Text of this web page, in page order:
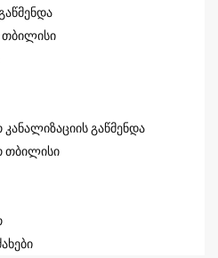
თბილისი
კანალიზაციის გაწმენდა
თბილისი